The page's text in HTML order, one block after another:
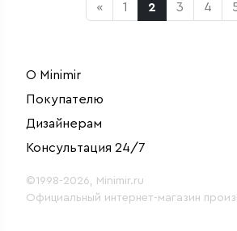
« 1 2 3 4
О Minimir
Покупателю
Дизайнерам
Консультация 24/7
©1998-2026, Minimir.ru
Официальный интернет-магазин